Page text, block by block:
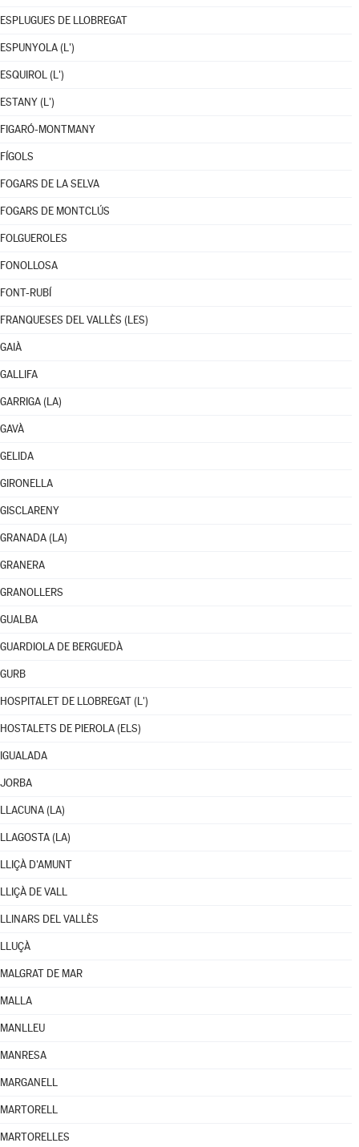
ESPLUGUES DE LLOBREGAT
ESPUNYOLA (L')
ESQUIROL (L')
ESTANY (L')
FIGARÓ-MONTMANY
FÍGOLS
FOGARS DE LA SELVA
FOGARS DE MONTCLÚS
FOLGUEROLES
FONOLLOSA
FONT-RUBÍ
FRANQUESES DEL VALLÈS (LES)
GAIÀ
GALLIFA
GARRIGA (LA)
GAVÀ
GELIDA
GIRONELLA
GISCLARENY
GRANADA (LA)
GRANERA
GRANOLLERS
GUALBA
GUARDIOLA DE BERGUEDÀ
GURB
HOSPITALET DE LLOBREGAT (L')
HOSTALETS DE PIEROLA (ELS)
IGUALADA
JORBA
LLACUNA (LA)
LLAGOSTA (LA)
LLIÇÀ D'AMUNT
LLIÇÀ DE VALL
LLINARS DEL VALLÈS
LLUÇÀ
MALGRAT DE MAR
MALLA
MANLLEU
MANRESA
MARGANELL
MARTORELL
MARTORELLES